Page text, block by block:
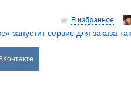
запустит сервис для заказа
ВКонтакте